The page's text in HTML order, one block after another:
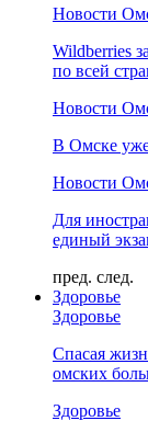
Новости
Wildberries
по всей
Новости
В Омске
Новости
Для
единый
пред. след.
Здоровье
Здоровье
Спасая
омских
Здоровье